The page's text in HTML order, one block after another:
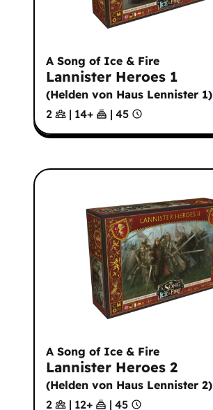
A Song of Ice & Fire
Lannister Heroes 1
(Helden von Haus Lennister 1)
2
| 14+ | 45
A Song of Ice & Fire
Lannister Heroes 2
(Helden von Haus Lennister 2)
2
| 12+ | 45